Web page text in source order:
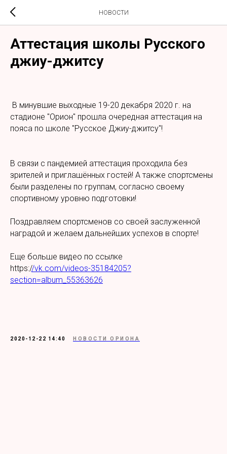
НОВОСТИ
Аттестация школы Русского
джиу-джитсу
В минувшие выходные 19-20 декабря 2020 г. на
стадионе "Орион" прошла очередная аттестация на
пояса по школе "Русское Джиу-джитсу"!
В связи с пандемией аттестация проходила без
зрителей и приглашённых гостей! А также спортсмены
были разделены по группам, согласно своему
спортивному уровню подготовки!
Поздравляем спортсменов со своей заслуженной
наградой и желаем дальнейших успехов в спорте!
Еще больше видео по ссылке
https://vk.com/videos-35184205?
section=album_55363626
2020-12-22 14:40 НОВОСТИ ОРИОНА